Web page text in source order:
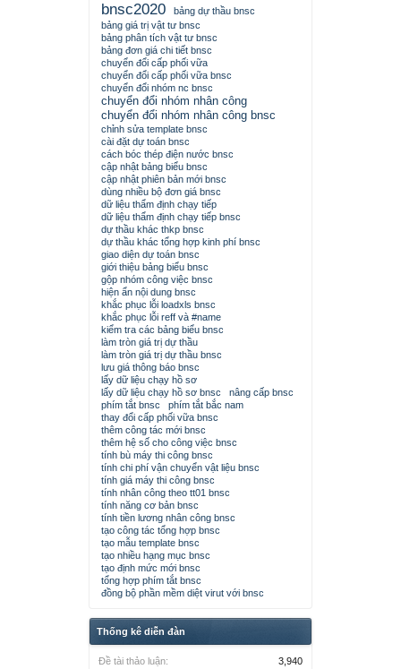
bnsc2020
bảng dự thầu bnsc
bảng giá trị vật tư bnsc
bảng phân tích vật tư bnsc
bảng đơn giá chi tiết bnsc
chuyển đổi cấp phối vữa
chuyển đổi cấp phối vữa bnsc
chuyển đổi nhóm nc bnsc
chuyển đổi nhóm nhân công
chuyển đổi nhóm nhân công bnsc
chỉnh sửa template bnsc
cài đặt dự toán bnsc
cách bóc thép điện nước bnsc
cập nhật bảng biểu bnsc
cập nhật phiên bản mới bnsc
dùng nhiều bộ đơn giá bnsc
dữ liệu thẩm định chạy tiếp
dữ liệu thẩm định chạy tiếp bnsc
dự thầu khác thkp bnsc
dự thầu khác tổng hợp kinh phí bnsc
giao diện dự toán bnsc
giới thiệu bảng biểu bnsc
gộp nhóm công việc bnsc
hiện ẩn nội dung bnsc
khắc phục lỗi loadxls bnsc
khắc phục lỗi reff và #name
kiểm tra các bảng biểu bnsc
làm tròn giá trị dự thầu
làm tròn giá trị dự thầu bnsc
lưu giá thông báo bnsc
lấy dữ liệu chạy hồ sơ
lấy dữ liệu chạy hồ sơ bnsc
nâng cấp bnsc
phím tắt bnsc
phím tắt bắc nam
thay đổi cấp phối vữa bnsc
thêm công tác mới bnsc
thêm hệ số cho công việc bnsc
tính bù máy thi công bnsc
tính chi phí vận chuyển vật liệu bnsc
tính giá máy thi công bnsc
tính nhân công theo tt01 bnsc
tính năng cơ bản bnsc
tính tiền lương nhân công bnsc
tạo công tác tổng hợp bnsc
tạo mẫu template bnsc
tạo nhiều hạng mục bnsc
tạo định mức mới bnsc
tổng hợp phím tắt bnsc
đồng bộ phần mềm diệt virut với bnsc
Thống kê diễn đàn
Đề tài thảo luận: 3,940